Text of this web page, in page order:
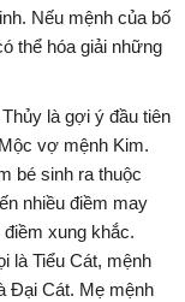
Nếu mệnh của bố
thể hóa giải những
là gợi ý đầu tiên
vợ mệnh Kim.
bé sinh ra thuộc
nhiều điềm may
xung khắc.
là Tiểu Cát, mệnh
Đại Cát. Mẹ mệnh